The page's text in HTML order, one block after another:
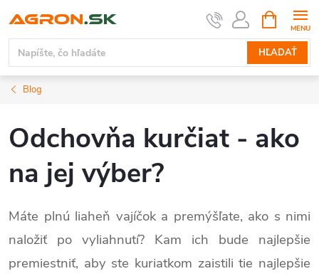
na
obsah
HĽADAŤ
KOŠÍK
Blog
Odchovňa kurčiat - ako
na jej výber?
Máte plnú liaheň vajíčok a premýšľate, ako s nimi
naložiť po vyliahnutí? Kam ich bude najlepšie
premiestniť, aby ste kuriatkom zaistili tie najlepšie